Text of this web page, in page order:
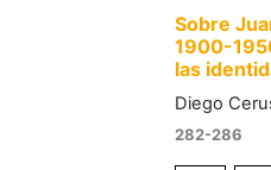
Sobre
1900-
las
Diego
282-286